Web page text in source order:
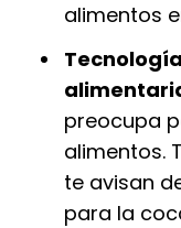
alimentos
preocupa
alimentos.
te avisan
para la